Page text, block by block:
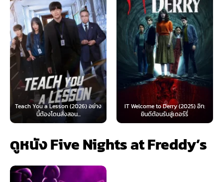
อย่าง
IT Welcome to Derry (2025) อิท:
ยินดีต้อนรับสู่เดอร์รี่
Beyond Sasquatch
ดูหนัง Five Nights at Freddy’s